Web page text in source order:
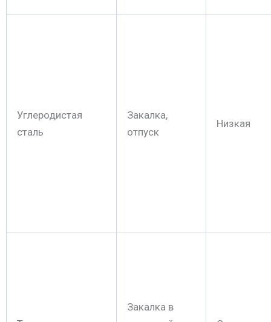
Углеродистая
сталь
Закалка,
отпуск
Низкая
Закалка в